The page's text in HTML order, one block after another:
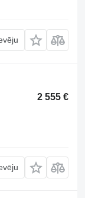
2 555 €